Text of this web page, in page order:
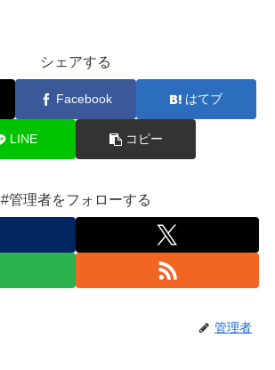
シェアする
Facebook はてブ
LINE コピー
#管理者をフォローする
管理者